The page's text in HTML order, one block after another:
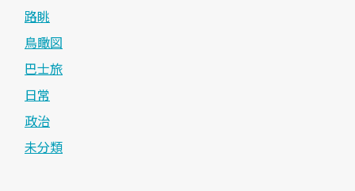
路眺
鳥瞰図
巴士旅
日常
政治
未分類